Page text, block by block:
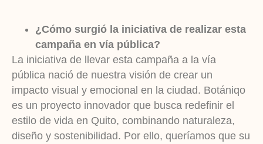
¿Cómo surgió la iniciativa de realizar esta
campaña en vía pública?
La iniciativa de llevar esta campaña a la vía
pública nació de nuestra visión de crear un
impacto visual y emocional en la ciudad. Botániqo
es un proyecto innovador que busca redefinir el
estilo de vida en Quito, combinando naturaleza,
diseño y sostenibilidad. Por ello, queríamos que su